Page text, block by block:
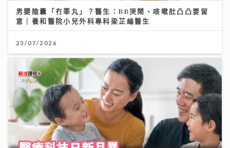
男嬰陰囊「冇睪丸」？醫生：BB哭鬧、咳嗽肚凸凸要留
意｜養和醫院小兒外科專科梁芷綸醫生
23/07/2026